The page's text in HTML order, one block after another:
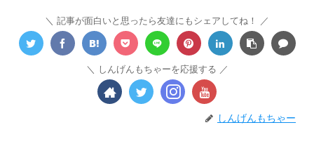
記事が面白いと思ったら友達にもシェアしてね！
しんげんもちゃーを応援する
しんげんもちゃー